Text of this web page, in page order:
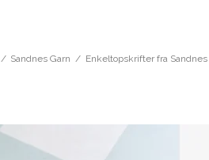
/ Sandnes Garn / Enkeltopskrifter fra Sandnes